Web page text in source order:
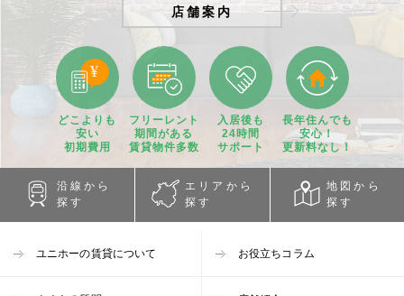
店舗案内
どこよりも
安い
初期費用
フリーレント
期間がある
賃貸物件多数
入居後も
24時間
サポート
長年住んでも
安心！
更新料なし！
沿線から
探す
エリアから
探す
地図から
探す
ユニホーの賃貸について お役立ちコラム